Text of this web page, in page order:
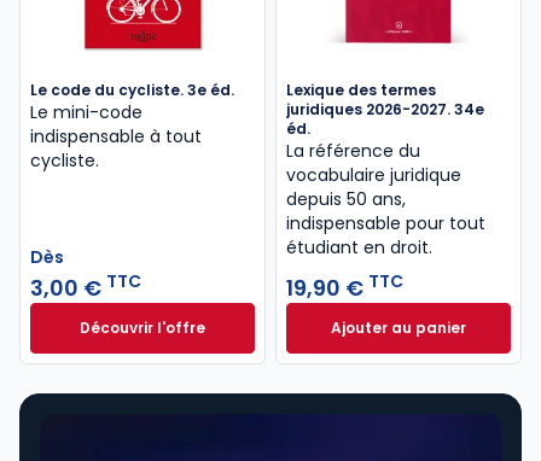
Le code du cycliste. 3e éd.
Le mini-code
indispensable à tout
cycliste.
Dès
3,00 € TTC
Découvrir l'offreLe code du cycliste. 3e éd. à partir de
Dès
Lexique des termes
juridiques 2026-2027. 34e
éd.
La référence du
vocabulaire juridique
depuis 50 ans,
indispensable pour tout
étudiant en droit.​
19,90 € TTC
Ajouter au panier
Lexique des